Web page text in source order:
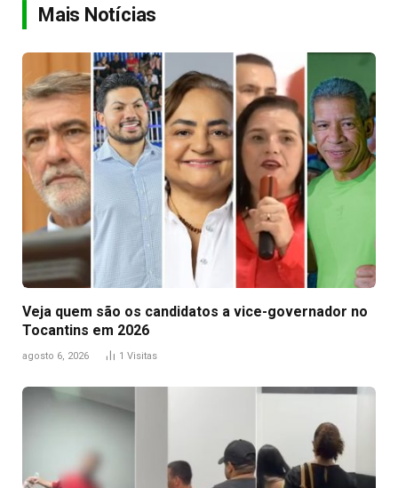
Mais Notícias
Veja quem são os candidatos a vice-governador no
Tocantins em 2026
agosto 6, 2026 1 Visitas